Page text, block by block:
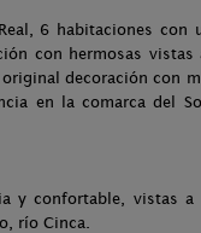
6 habitaciones con
con hermosas vistas
decoración con
en la comarca del
y confortable, vistas a
río Cinca.